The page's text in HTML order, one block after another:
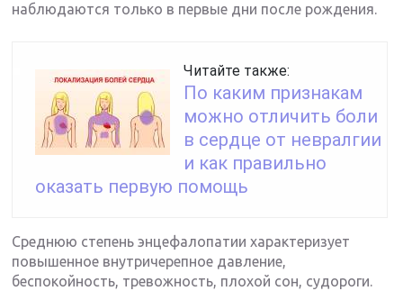
наблюдаются только в первые дни после рождения.
Читайте также:
По каким признакам
можно отличить боли
в сердце от невралгии
и как правильно
оказать первую помощь
Среднюю степень энцефалопатии характеризует
повышенное внутричерепное давление,
беспокойность, тревожность, плохой сон, судороги.